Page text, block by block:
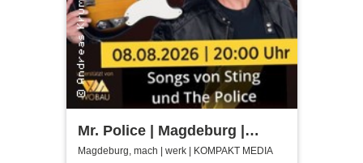
Mr. Police | Magdeburg |
machwerk
Magdeburg, mach | werk | KOMPAKT MEDIA